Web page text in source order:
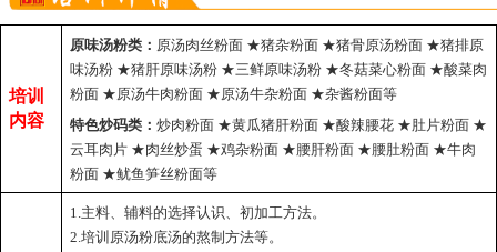
培训
内容
原味汤粉类： 原汤肉丝粉面 ★猪杂粉面 ★猪骨原汤粉面 ★猪排原
味汤粉 ★猪肝原味汤粉 ★三鲜原味汤粉 ★冬菇菜心粉面 ★酸菜肉
粉面 ★ 原汤牛肉粉面 ★ 原汤牛杂粉面 ★杂酱粉面等
特色炒码类：炒肉粉面 ★黄瓜猪肝粉面 ★酸辣腰花 ★肚片粉面 ★
云耳肉片 ★肉丝炒蛋 ★鸡杂粉面 ★腰肝粉面 ★腰肚粉面 ★牛肉
粉面 ★鱿鱼笋丝粉面等
1.主料、辅料的选择认识、初加工方法。
2.培训原汤粉底汤的熬制方法等。